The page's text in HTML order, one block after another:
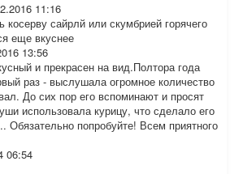
11:16
косерву сайрлй или скумбрией горячего
еще вкуснее
13:56
и прекрасен на вид.Полтора года
раз - выслушала огромное количество
До сих пор его вспоминают и просят
использовала курицу, что сделало его
Обязательно попробуйте! Всем приятного
06:54